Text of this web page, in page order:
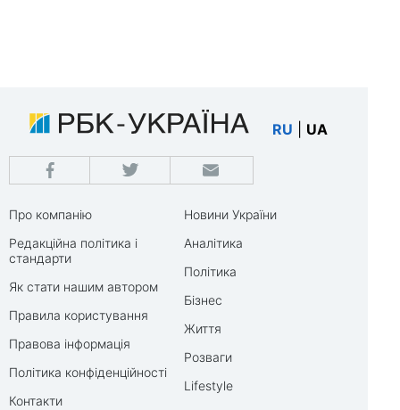
RU UA
Про компанію
Редакційна політика і
стандарти
Як стати нашим автором
Правила користування
Правова інформація
Політика конфіденційності
Контакти
Новини України
Аналітика
Політика
Бізнес
Життя
Розваги
Lifestyle